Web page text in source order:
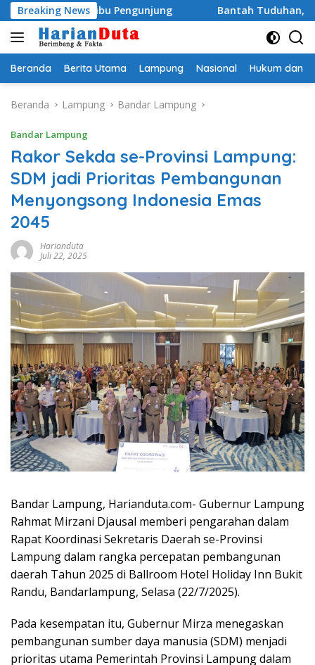
Langsung
ke
konten
Breaking News
Ribu Pengunjung Bantah Tuduhan, Pemprov
Beranda Berita Utama Lampung Nasional Hukum dan
Beranda Lampung Bandar Lampung
Bandar Lampung
Rakor Sekda se-Provinsi Lampung:
SDM jadi Prioritas Pembangunan
Menyongsong Indonesia Emas
2045
Harianduta
Juli 22, 2025
Bandar Lampung, Harianduta.com- Gubernur Lampung
Rahmat Mirzani Djausal memberi pengarahan dalam
Rapat Koordinasi Sekretaris Daerah se-Provinsi
Lampung dalam rangka percepatan pembangunan
daerah Tahun 2025 di Ballroom Hotel Holiday Inn Bukit
Randu, Bandarlampung, Selasa (22/7/2025).
Pada kesempatan itu, Gubernur Mirza menegaskan
pembangunan sumber daya manusia (SDM) menjadi
prioritas utama Pemerintah Provinsi Lampung dalam